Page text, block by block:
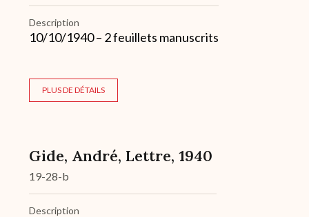
Description
10/10/1940 – 2 feuillets manuscrits
PLUS DE DÉTAILS
Gide, André, Lettre, 1940
19-28-b
Description